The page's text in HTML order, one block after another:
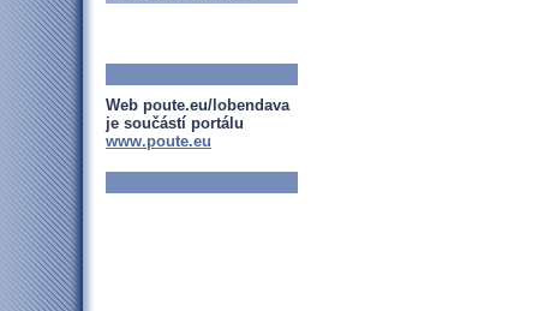
Web poute.eu/lobendava
je součástí portálu
www.poute.eu